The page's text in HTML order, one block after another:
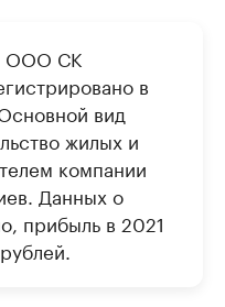
ООО СК
в
вид
жилых и
компании
Данных о
прибыль в 2021